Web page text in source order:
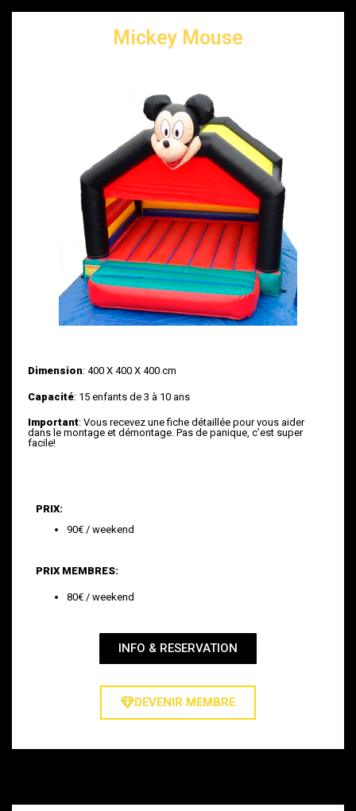
Mickey Mouse
Dimension: 400 X 400 X 400 cm
Capacité: 15 enfants de 3 à 10 ans
Important: Vous recevez une fiche détaillée pour vous aider
dans le montage et démontage. Pas de panique, c’est super
facile!
PRIX:
90€ / weekend
PRIX MEMBRES:
80€ / weekend
INFO & RESERVATION
DEVENIR MEMBRE